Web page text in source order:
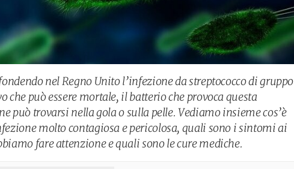
nel Regno Unito l’infezione da streptococco di gruppo
che può essere mortale, il batterio che provoca questa
può trovarsi nella gola o sulla pelle. Vediamo insieme cos’è
molto contagiosa e pericolosa, quali sono i sintomi ai
fare attenzione e quali sono le cure mediche.